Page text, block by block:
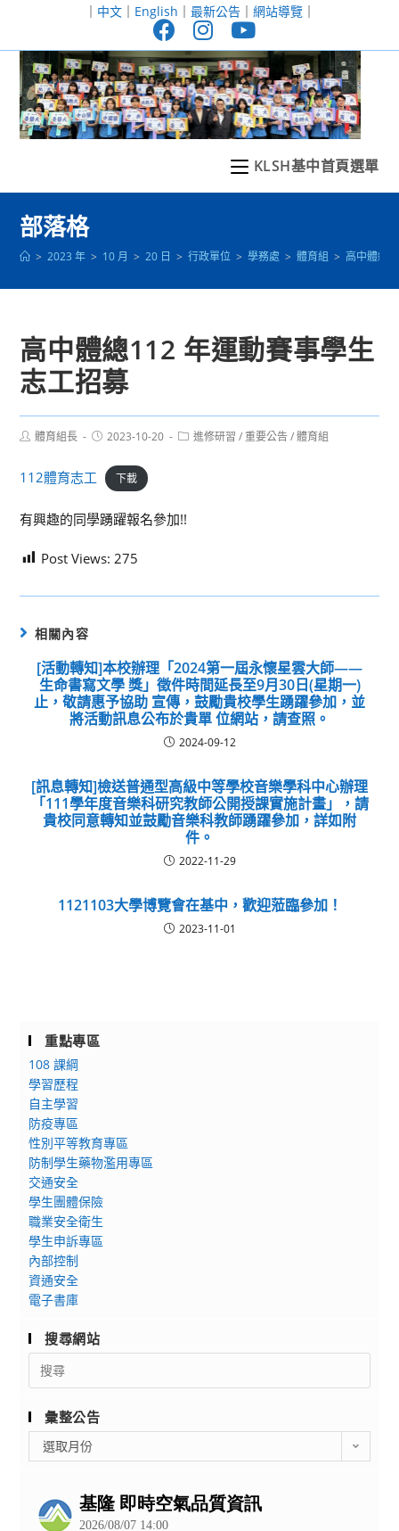
至
｜ 中文｜ English ｜ 最新公告｜ 網站導覽｜
KLSH基中首頁選單
部落格
> 2023 年 > 10 月 > 20 日 > 行政單位 > 學務處 > 體育組 > 高中體總
高中體總112 年運動賽事學生
志工招募
Post體育組長
Post2023-10-20
Post進修研習 / 重要公告 / 體育組
112體育志工 下載
有興趣的同學踴躍報名參加!!
Post Views: 275
相關內容
[活動轉知]本校辦理「2024第一屆永懷星雲大師——
生命書寫文學 獎」徵件時間延長至9月30日(星期一)
止，敬請惠予協助 宣傳，鼓勵貴校學生踴躍參加，並
將活動訊息公布於貴單 位網站，請查照。
2024-09-12
[訊息轉知]檢送普通型高級中等學校音樂學科中心辦理
「111學年度音樂科研究教師公開授課實施計畫」，請
貴校同意轉知並鼓勵音樂科教師踴躍參加，詳如附
件。
2022-11-29
1121103大學博覽會在基中，歡迎蒞臨參加！
2023-11-01
重點專區
108 課綱
學習歷程
自主學習
防疫專區
性別平等教育專區
防制學生藥物濫用專區
交通安全
學生團體保險
職業安全衛生
學生申訴專區
內部控制
資通安全
電子書庫
搜尋網站
Search
for:
彙整公告
整
選取月份